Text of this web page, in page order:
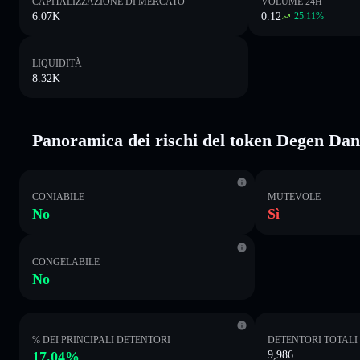
6.07K 0.12 25.11%
LIQUIDITÀ
8.32K
Panoramica dei rischi del token Degen
CONIABILE
No
MUTEVOLE
Sì
CONGELABILE
No
% DEI PRINCIPALI DETENTORI
17.04%
DETENTORI TOTALI
9,986